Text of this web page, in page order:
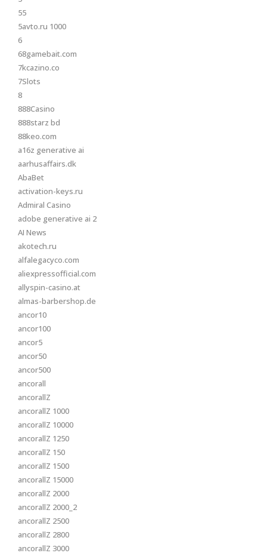
55
5avto.ru 1000
6
68gamebait.com
7kcazino.co
7Slots
8
888Casino
888starz bd
88keo.com
a16z generative ai
aarhusaffairs.dk
AbaBet
activation-keys.ru
Admiral Casino
adobe generative ai 2
AI News
akotech.ru
alfalegacyco.com
aliexpressofficial.com
allyspin-casino.at
almas-barbershop.de
ancor10
ancor100
ancor5
ancor50
ancor500
ancorall
ancorallZ
ancorallZ 1000
ancorallZ 10000
ancorallZ 1250
ancorallZ 150
ancorallZ 1500
ancorallZ 15000
ancorallZ 2000
ancorallZ 2000_2
ancorallZ 2500
ancorallZ 2800
ancorallZ 3000